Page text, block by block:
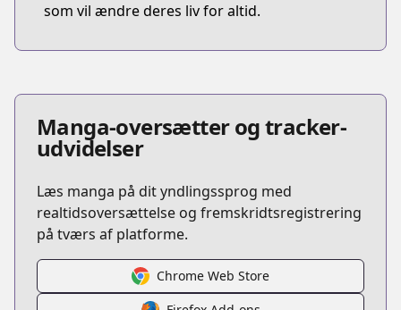
som vil ændre deres liv for altid.
Manga-oversætter og tracker-
udvidelser
Læs manga på dit yndlingssprog med
realtidsoversættelse og fremskridtsregistrering
på tværs af platforme.
Chrome Web Store